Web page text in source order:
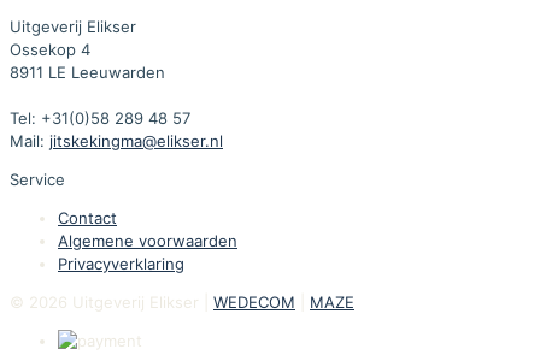
Uitgeverij Elikser
Ossekop 4
8911 LE Leeuwarden
Tel: +31(0)58 289 48 57
Mail: jitskekingma@elikser.nl
Service
Contact
Algemene voorwaarden
Privacyverklaring
© 2026 Uitgeverij Elikser | WEDECOM MAZE